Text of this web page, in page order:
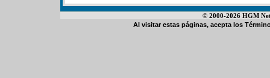
© 2000-2026 HGM
Al visitar estas páginas, acepta los